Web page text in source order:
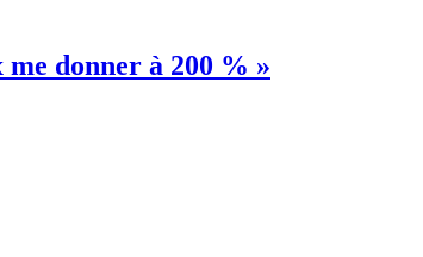
me donner à 200 % »